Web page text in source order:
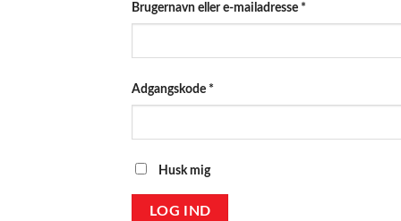
Brugernavn eller e-mailadresse *
Adgangskode *
Husk mig
LOG IND